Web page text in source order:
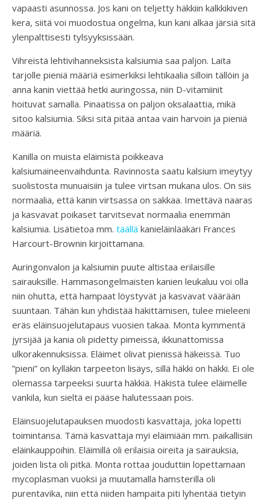
vapaasti asunnossa. Jos kani on teljetty häkkiin kalkkikiven
kera, siitä voi muodostua ongelma, kun kani alkaa järsiä sitä
ylenpalttisesti tylsyyksissään.
Vihreistä lehtivihanneksista kalsiumia saa paljon. Laita
tarjolle pieniä määriä esimerkiksi lehtikaalia silloin tällöin ja
anna kanin viettää hetki auringossa, niin D-vitamiinit
hoituvat samalla. Pinaatissa on paljon oksalaattia, mikä
sitoo kalsiumia. Siksi sitä pitää antaa vain harvoin ja pieniä
määriä.
Kanilla on muista eläimistä poikkeava
kalsiumaineenvaihdunta. Ravinnosta saatu kalsium imeytyy
suolistosta munuaisiin ja tulee virtsan mukana ulos. On siis
normaalia, että kanin virtsassa on sakkaa. Imettävä naaras
ja kasvavat poikaset tarvitsevat normaalia enemmän
kalsiumia. Lisätietoa mm. täällä kanieläinlääkäri Frances
Harcourt-Brownin kirjoittamana.
Auringonvalon ja kalsiumin puute altistaa erilaisille
sairauksille. Hammasongelmaisten kanien leukaluu voi olla
niin ohutta, että hampaat löystyvät ja kasvavat väärään
suuntaan. Tähän kun yhdistää häkittämisen, tulee mieleeni
eräs eläinsuojelutapaus vuosien takaa. Monta kymmentä
jyrsijää ja kania oli pidetty pimeissä, ikkunattomissa
ulkorakennuksissa. Eläimet olivat pienissä häkeissä. Tuo
”pieni” on kylläkin tarpeeton lisäys, sillä häkki on häkki. Ei ole
olemassa tarpeeksi suurta häkkiä. Häkistä tulee eläimelle
vankila, kun sieltä ei pääse halutessaan pois.
Eläinsuojelutapauksen muodosti kasvattaja, joka lopetti
toimintansa. Tämä kasvattaja myi eläimiään mm. paikallisiin
eläinkauppoihin. Eläimillä oli erilaisia oireita ja sairauksia,
joiden lista oli pitkä. Monta rottaa jouduttiin lopettamaan
mycoplasman vuoksi ja muutamalla hamsterilla oli
purentavika, niin että niiden hampaita piti lyhentää tietyin